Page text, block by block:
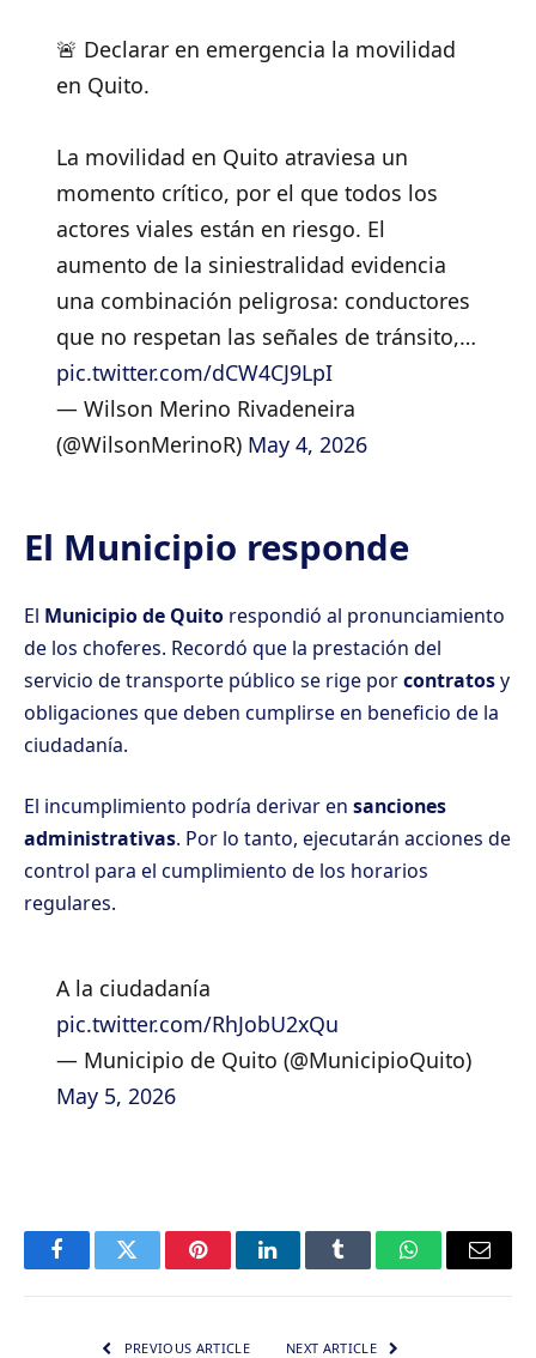
🚨 Declarar en emergencia la movilidad
en Quito.
La movilidad en Quito atraviesa un
momento crítico, por el que todos los
actores viales están en riesgo. El
aumento de la siniestralidad evidencia
una combinación peligrosa: conductores
que no respetan las señales de tránsito,…
pic.twitter.com/dCW4CJ9LpI
— Wilson Merino Rivadeneira
(@WilsonMerinoR) May 4, 2026
El Municipio responde
El Municipio de Quito respondió al pronunciamiento
de los choferes. Recordó que la prestación del
servicio de transporte público se rige porcontratosy
obligaciones que deben cumplirse en beneficio de la
ciudadanía.
El incumplimiento podría derivar en sanciones
administrativas. Por lo tanto, ejecutarán acciones de
control para el cumplimiento de los horarios
regulares.
A la ciudadanía
pic.twitter.com/RhJobU2xQu
— Municipio de Quito (@MunicipioQuito)
May 5, 2026
FacebookTwitter PinterestLinkedInTumblr WhatsAppEmail
PREVIOUS ARTICLE NEXT ARTICLE